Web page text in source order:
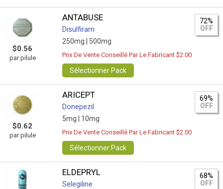
$0.56
par pilule
ANTABUSE
Disulfiram
250mg | 500mg
72%
OFF
Prix De Vente Conseillé Par Le Fabricant $2.00
Sélectionner Pack
$0.62
par pilule
ARICEPT
Donepezil
5mg | 10mg
69%
OFF
Prix De Vente Conseillé Par Le Fabricant $2.00
Sélectionner Pack
ELDEPRYL
Selegiline
68%
OFF